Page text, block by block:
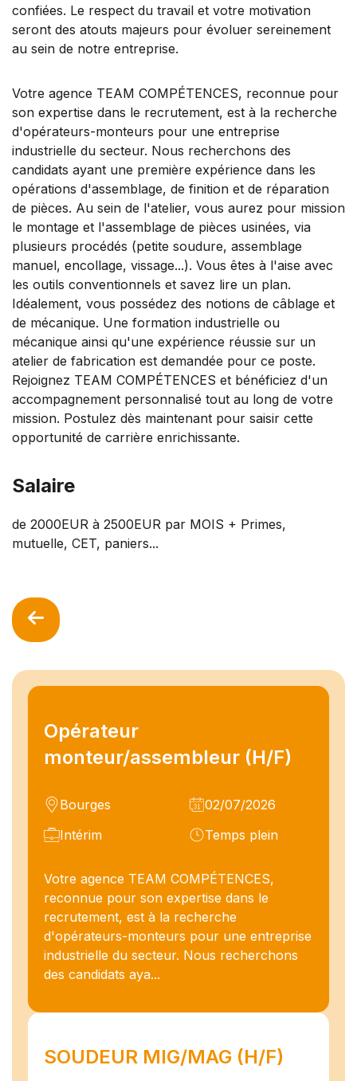
Opérateur
monteur/assembleur (H/F)
Bourges
02/07/2026
Intérim
Temps plein
Votre agence TEAM COMPÉTENCES,
reconnue pour son expertise dans le
recrutement, est à la recherche
d'opérateurs-monteurs pour une entreprise
industrielle du secteur. Nous recherchons
des candidats aya...
SOUDEUR MIG/MAG (H/F)
confiées. Le respect du travail et votre motivation
seront des atouts majeurs pour évoluer sereinement
au sein de notre entreprise.
Votre agence TEAM COMPÉTENCES, reconnue pour
son expertise dans le recrutement, est à la recherche
d'opérateurs-monteurs pour une entreprise
industrielle du secteur. Nous recherchons des
candidats ayant une première expérience dans les
opérations d'assemblage, de finition et de réparation
de pièces. Au sein de l'atelier, vous aurez pour mission
le montage et l'assemblage de pièces usinées, via
plusieurs procédés (petite soudure, assemblage
manuel, encollage, vissage...). Vous êtes à l'aise avec
les outils conventionnels et savez lire un plan.
Idéalement, vous possédez des notions de câblage et
de mécanique. Une formation industrielle ou
mécanique ainsi qu'une expérience réussie sur un
atelier de fabrication est demandée pour ce poste.
Rejoignez TEAM COMPÉTENCES et bénéficiez d'un
accompagnement personnalisé tout au long de votre
mission. Postulez dès maintenant pour saisir cette
opportunité de carrière enrichissante.
Salaire
de 2000EUR à 2500EUR par MOIS + Primes,
mutuelle, CET, paniers...